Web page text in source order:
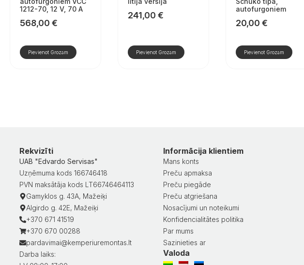
1212-70, 12 V, 70 A
568,00 €
Pievienot Grozam
241,00 €
Pievienot Grozam
autofurgoniem
20,00 €
Pievienot Grozam
Rekvizīti
UAB "Edvardo Servisas"
Uzņēmuma kods 166746418
PVN maksātāja kods LT66746464113
Gamyklos g. 43A, Mažeiķi
Algirdo g. 42E, Mažeiķi
+370 671 41519
+370 670 00288
pardavimai@kemperiuremontas.lt
Darba laiks:
Informācija klientiem
Mans konts
Preču apmaksa
Preču piegāde
Preču atgriešana
Nosacījumi un noteikumi
Konfidencialitātes politika
Par mums
Sazinieties ar
Valoda